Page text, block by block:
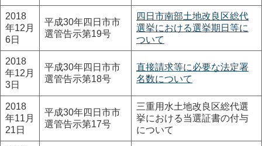
2018
年12月
6日
平成30年四日市市
選管告示第19号
四日市南部土地改良区総代
選挙における選挙期日等に
ついて
2018
年12月
3日
平成30年四日市市
選管告示第18号
直接請求等に必要な法定署
名数について
2018
年11月
21日
平成30年四日市市
選管告示第17号
三重用水土地改良区総代選
挙における当選証書の付与
について